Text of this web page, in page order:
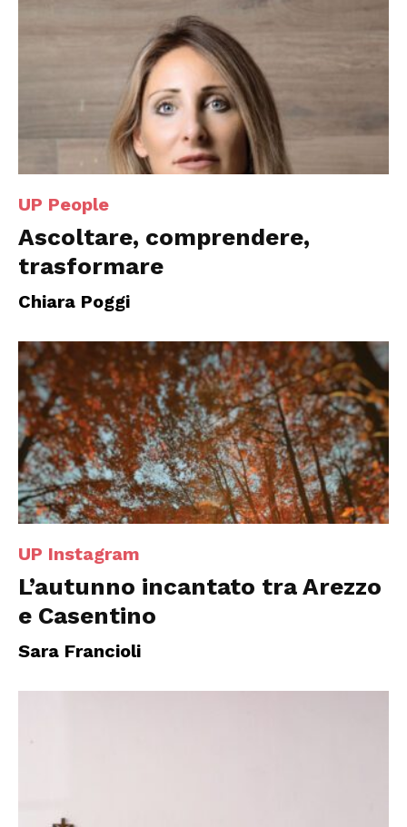
UP People
Ascoltare, comprendere,
trasformare
Chiara Poggi
UP Instagram
L’autunno incantato tra Arezzo
e Casentino
Sara Francioli